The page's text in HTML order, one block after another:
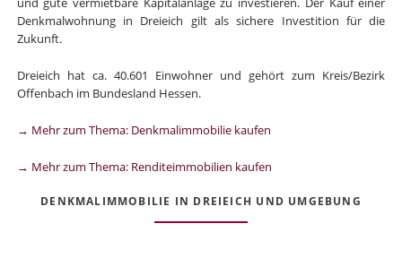
Denkmalwohnung in Dreieich gilt als sichere Investition für die
Zukunft.
Dreieich hat ca. 40.601 Einwohner und gehört zum Kreis/Bezirk
Offenbach im Bundesland Hessen.
→ Mehr zum Thema: Denkmalimmobilie kaufen
→ Mehr zum Thema: Renditeimmobilien kaufen
DENKMALIMMOBILIE IN DREIEICH UND UMGEBUNG